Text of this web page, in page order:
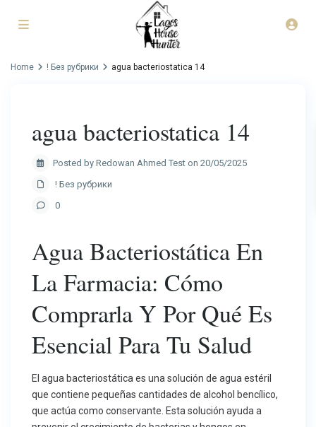
Home ! Без рубрики agua bacteriostatica 14
agua bacteriostatica 14
Posted by Redowan Ahmed Test on 20/05/2025
! Без рубрики
0
Agua Bacteriostática En
La Farmacia: Cómo
Comprarla Y Por Qué Es
Esencial Para Tu Salud
El agua bacteriostática es una solución de agua estéril
que contiene pequeñas cantidades de alcohol bencílico,
que actúa como conservante. Esta solución ayuda a